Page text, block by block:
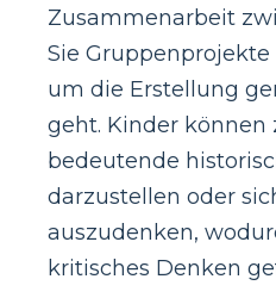
Zusammenarbeit
Sie
um die Erstellung
geht. Kinder
bedeutende
darzustellen oder
auszudenken,
kritisches Denken